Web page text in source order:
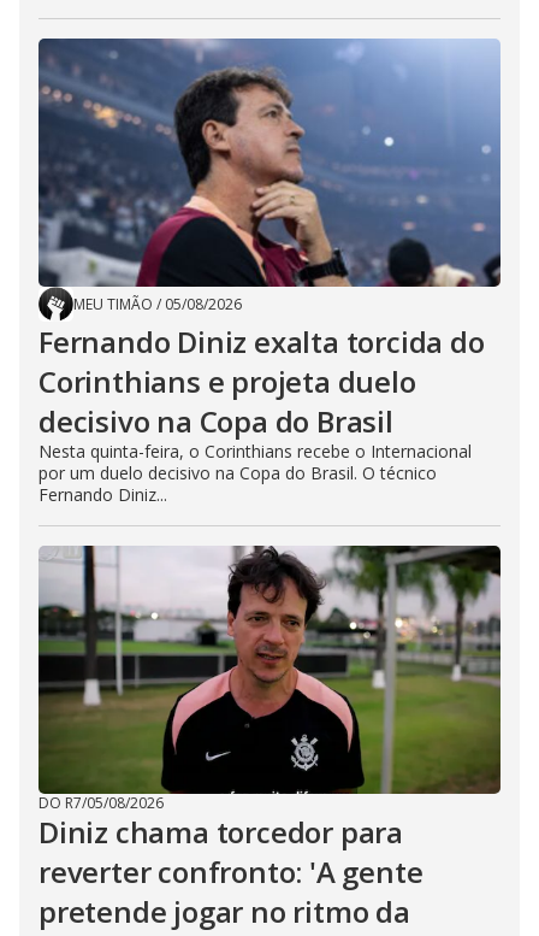
MEU TIMÃO / 05/08/2026
Fernando Diniz exalta torcida do
Corinthians e projeta duelo
decisivo na Copa do Brasil
Nesta quinta-feira, o Corinthians recebe o Internacional
por um duelo decisivo na Copa do Brasil. O técnico
Fernando Diniz...
DO R7/05/08/2026
Diniz chama torcedor para
reverter confronto: 'A gente
pretende jogar no ritmo da